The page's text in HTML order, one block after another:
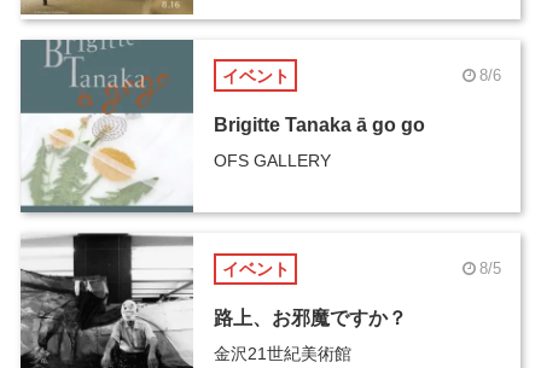
イベント 8/6
Brigitte Tanaka ā go go
OFS GALLERY
イベント 8/5
路上、お邪魔ですか？
金沢21世紀美術館